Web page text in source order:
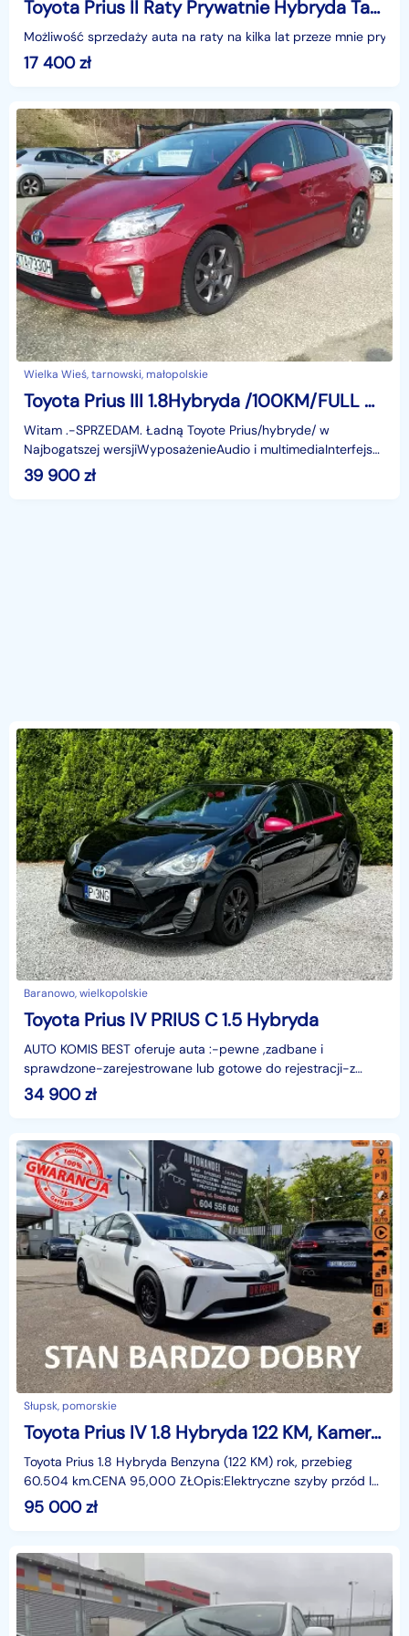
Toyota Prius II Raty Prywatnie Hybryda Taxi Zadbany
Możliwość sprzedaży auta na raty na kilka lat przeze mnie
17 400zł
Wielka Wieś, tarnowski, małopolskie
Toyota Prius III 1.8Hybryda /100KM/FULL OPCJA!/Kamera /Navi /Serwis
Witam .-SPRZEDAM. Ładną Toyote Prius/hybryde/ w
Najbogatszej wersjiWyposażenieAudio i multimediaInterfejs
BluetoothRadioUSBZestaw głośnomówiącySystem nawigacji
39 900zł
Baranowo, wielkopolskie
Toyota Prius IV PRIUS C 1.5 Hybryda
AUTO KOMIS BEST oferuje auta :-pewne ,zadbane i
sprawdzone-zarejestrowane lub gotowe do rejestracji-z
oryginalnymi przebiegami-z gwarancją fabryczną lub
gwaranc
34 900zł
Słupsk, pomorskie
Toyota Prius IV 1.8 Hybryda 122 KM, Kamera, Bluetooth, Automat, Full LED, Klima, Alu
Toyota Prius 1.8 Hybryda Benzyna (122 KM) rok, przebieg
60.504 km.CENA 95,000 ZŁOpis:Elektryczne szyby przód I
tył, elektryczne lusterka, wspomaganie kierownicy
95 000zł